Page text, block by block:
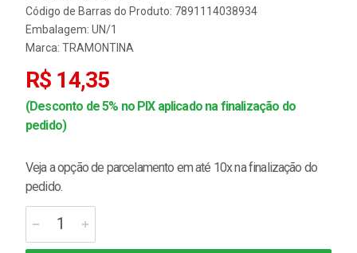
Código de Barras do Produto: 7891114038934
Embalagem: UN/1
Marca: TRAMONTINA
R$ 14,35
(Desconto de 5% no PIX aplicado na finalização do
pedido)
Veja a opção de parcelamento em até 10x na finalização do
pedido.